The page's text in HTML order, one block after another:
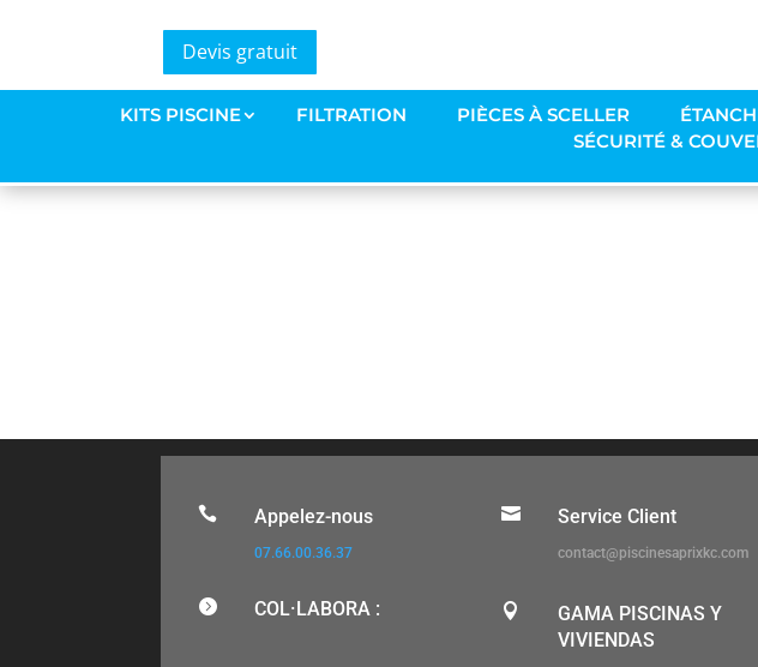
Devis gratuit
KITS PISCINE FILTRATION PIÈCES À SCELLER
SÉCURITÉ &
Capture d’écran 2022-03-25 à
 Appelez-nous
07.66.00.36.37
 COL·LABORA :
 Service Client
contact@piscinesaprixkc.com

GAMA PISCINAS Y
VIVIENDAS